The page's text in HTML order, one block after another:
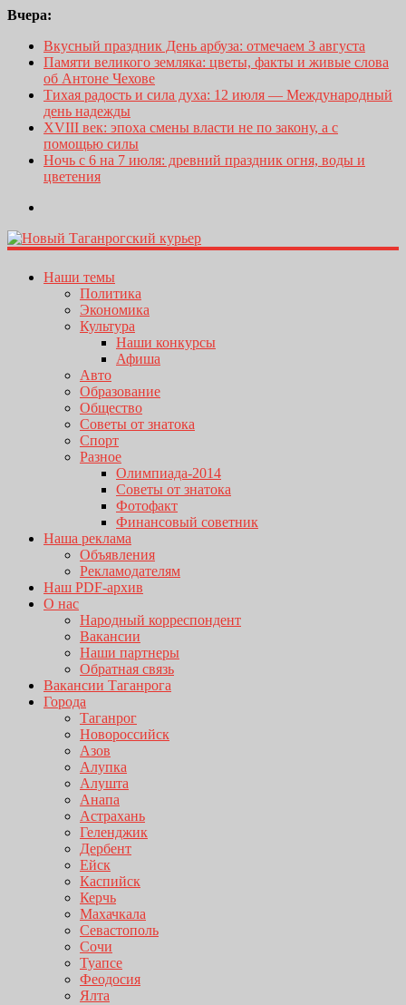
Вчера:
Вкусный праздник День арбуза: отмечаем 3 августа
Памяти великого земляка: цветы, факты и живые слова
об Антоне Чехове
Тихая радость и сила духа: 12 июля — Международный
день надежды
XVIII век: эпоха смены власти не по закону, а с
помощью силы
Ночь с 6 на 7 июля: древний праздник огня, воды и
цветения
Наши темы
Политика
Экономика
Культура
Наши конкурсы
Афиша
Авто
Образование
Общество
Советы от знатока
Спорт
Разное
Олимпиада-2014
Советы от знатока
Фотофакт
Финансовый советник
Наша реклама
Объявления
Рекламодателям
Наш PDF-архив
О нас
Народный корреспондент
Вакансии
Наши партнеры
Обратная связь
Вакансии Таганрога
Города
Таганрог
Новороссийск
Азов
Алупка
Алушта
Анапа
Астрахань
Геленджик
Дербент
Ейск
Каспийск
Керчь
Махачкала
Севастополь
Сочи
Туапсе
Феодосия
Ялта